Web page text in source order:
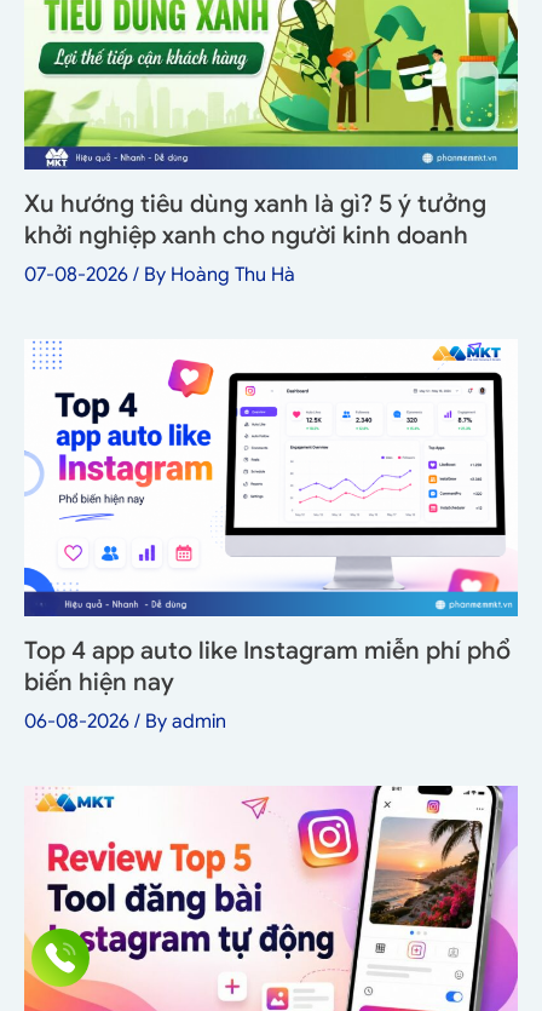
Xu hướng tiêu dùng xanh là gì? 5 ý tưởng
khởi nghiệp xanh cho người kinh doanh
07-08-2026 / By Hoàng Thu Hà
Top 4 app auto like Instagram miễn phí phổ
biến hiện nay
06-08-2026 / By admin